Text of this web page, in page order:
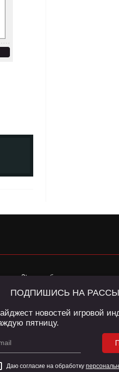
наapp2top.ruобязательна.
Пользователей сайта и сервис
Политике конфиденциальностии
ПОДПИШИСЬ НА
новостей игровой
пятницу.
Даю согласие на обработку